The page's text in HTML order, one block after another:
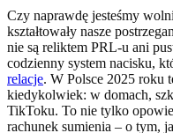
Czy naprawdę jesteśmy
kształtowały nasze
nie są reliktem PRL-u ani
codzienny system nacisku,
relacje. W Polsce 2025 roku
kiedykolwiek: w domach,
TikToku. To nie tylko
rachunek sumienia – o tym,